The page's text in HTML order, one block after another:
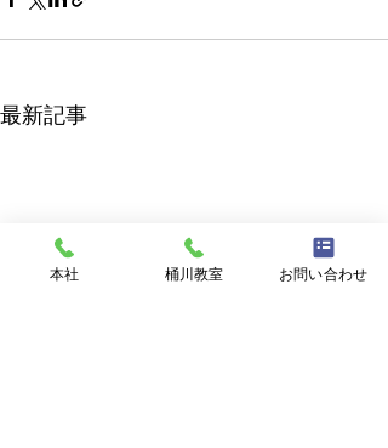
最新記事
本社 桶川教室 お問い合わせ